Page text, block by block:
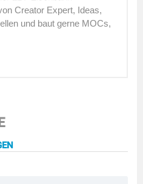
Creator Expert, Ideas,
und baut gerne MOCs,